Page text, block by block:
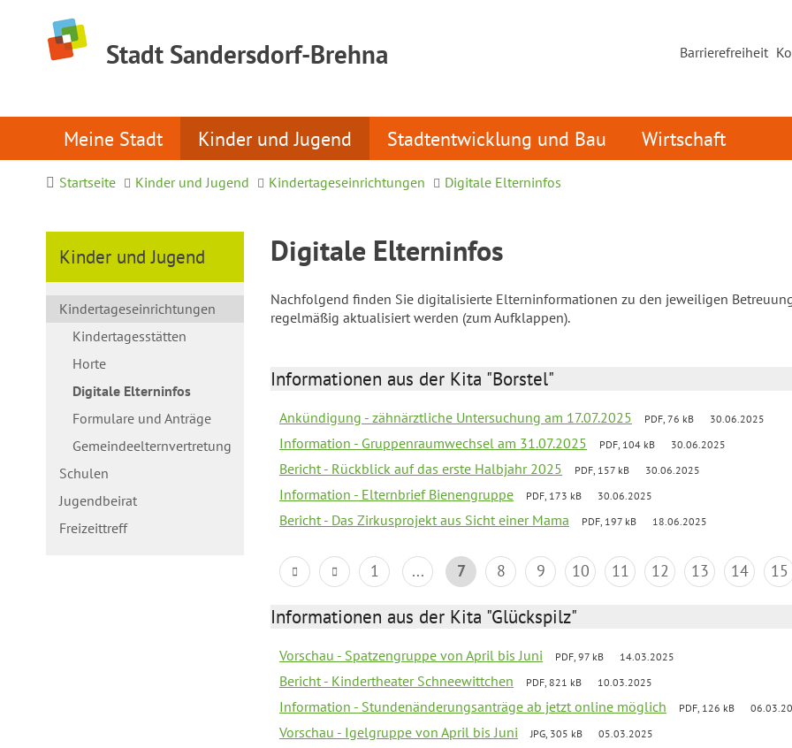
Stadt Sandersdorf-Brehna Barrierefreiheit
Meine Stadt Kinder und Jugend Stadtentwicklung und Bau Wirtschaft
Startseite Kinder und Jugend Kindertageseinrichtungen Digitale Elterninfos
Kinder und Jugend
Kindertageseinrichtungen
Kindertagesstätten
Horte
Digitale Elterninfos
Formulare und Anträge
Gemeindeelternvertretung
Schulen
Jugendbeirat
Freizeittreff
Digitale Elterninfos
Nachfolgend finden Sie digitalisierte Elterninformationen zu den jeweiligen
regelmäßig aktualisiert werden (zum Aufklappen).
Informationen aus der Kita "Borstel"
Ankündigung - zähnärztliche Untersuchung am 17.07.2025 PDF, 76 kB 30.06.2025
Information - Gruppenraumwechsel am 31.07.2025 PDF, 104 kB 30.06.2025
Bericht - Rückblick auf das erste Halbjahr 2025 PDF, 157 kB 30.06.2025
Information - Elternbrief Bienengruppe PDF, 173 kB 30.06.2025
Bericht - Das Zirkusprojekt aus Sicht einer Mama PDF, 197 kB 18.06.2025
1 ... 7 8 9 10 11 12 13 14 15
Informationen aus der Kita "Glückspilz"
Vorschau - Spatzengruppe von April bis Juni PDF, 97 kB 14.03.2025
Bericht - Kindertheater Schneewittchen PDF, 821 kB 10.03.2025
Information - Stundenänderungsanträge ab jetzt online möglich PDF, 126 kB
Vorschau - Igelgruppe von April bis Juni JPG, 305 kB 05.03.2025